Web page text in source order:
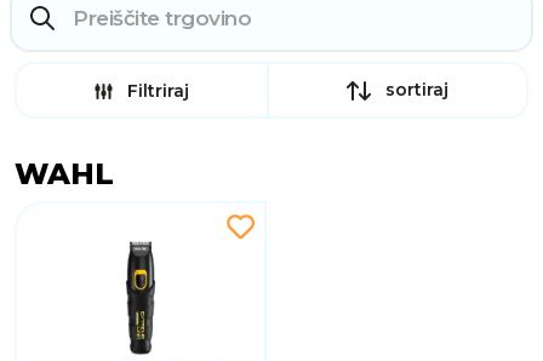
Filtriraj sortiraj
WAHL